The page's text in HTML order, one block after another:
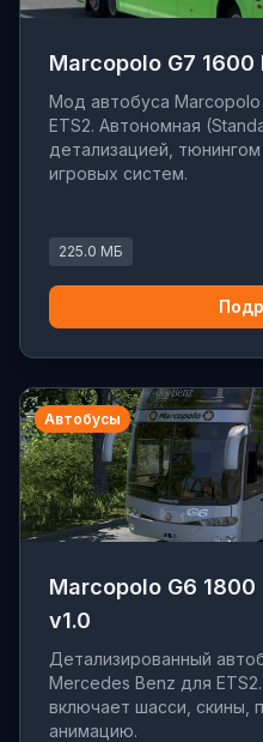
Marcopolo G7 1600
Мод автобуса Marcopolo
ETS2. Автономная
детализацией,
игровых систем.
225.0 МБ
Автобусы
Marcopolo G6
v1.0
Детализированный
Mercedes Benz для
включает шасси, скины,
анимацию.